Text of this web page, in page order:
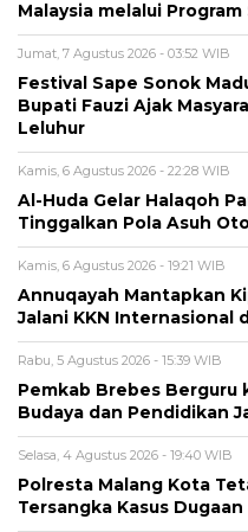
Malaysia melalui
Jumat, 7 Agustus 2026 - 03:52 WIB
Festival Sape Sonok
Bupati Fauzi Ajak
Leluhur
Kamis, 6 Agustus 2026 - 22:28 WIB
Al-Huda Gelar Halaqoh
Tinggalkan Pola Asuh
Kamis, 6 Agustus 2026 - 19:21 WIB
Annuqayah Mantapkan
Jalani KKN Internasional
Rabu, 5 Agustus 2026 - 15:39 WIB
Pemkab Brebes Berguru
Budaya dan Pendidikan
Selasa, 4 Agustus 2026 - 19:40 WIB
Polresta Malang Kota
Tersangka Kasus